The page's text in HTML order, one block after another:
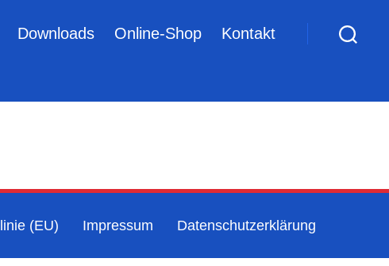
Downloads Online-Shop Kontakt
(EU) Impressum Datenschutzerklärung